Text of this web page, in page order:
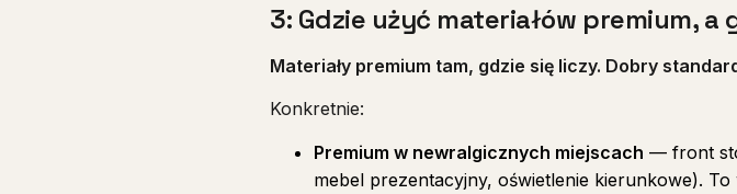
3: Gdzie użyć materiałów premium,
Materiały premium tam, gdzie się liczy. Dobry
Konkretnie:
Premium w newralgicznych miejscach — front
mebel prezentacyjny, oświetlenie kierunkowe).